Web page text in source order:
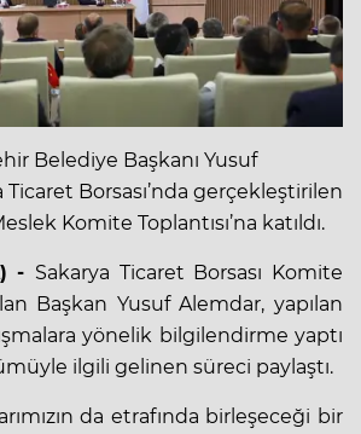
Belediye Başkanı Yusuf
Ticaret Borsası’nda gerçekleştirilen
Komite Toplantısı’na katıldı.
- Sakarya Ticaret Borsası Komite
Başkan Yusuf Alemdar, yapılan
yönelik bilgilendirme yaptı
ilgili gelinen süreci paylaştı.
da etrafında birleşeceği bir